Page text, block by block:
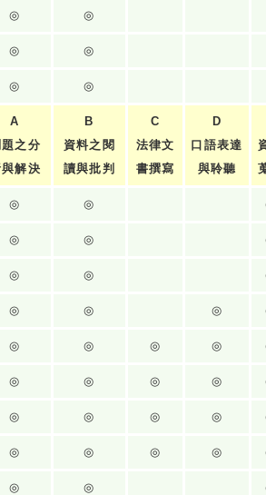
◎ ◎
◎ ◎
◎ ◎
A
題之分
解決
B
資料之閱
讀與批判
C
法律文
書撰寫
D
口語表達
與聆聽
◎ ◎
◎ ◎
◎ ◎
◎ ◎ ◎
◎ ◎ ◎ ◎
◎ ◎ ◎ ◎
◎ ◎ ◎ ◎
◎ ◎ ◎ ◎
◎ ◎